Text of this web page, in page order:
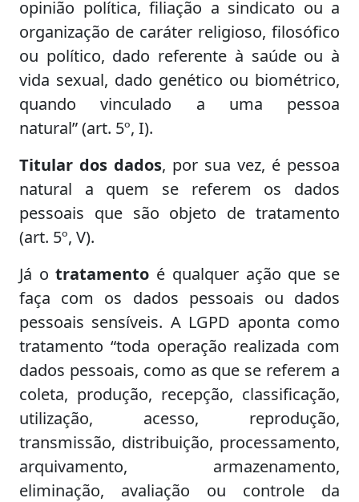
opinião política, filiação a sindicato ou a
organização de caráter religioso, filosófico
ou político, dado referente à saúde ou à
vida sexual, dado genético ou biométrico,
quando vinculado a uma pessoa
natural” (art. 5º, I).
Titular dos dados, por sua vez, é pessoa
natural a quem se referem os dados
pessoais que são objeto de tratamento
(art. 5º, V).
Já otratamento é qualquer ação que se
faça com os dados pessoais ou dados
pessoais sensíveis. A LGPD aponta como
tratamento “toda operação realizada com
dados pessoais, como as que se referem a
coleta, produção, recepção, classificação,
utilização, acesso, reprodução,
transmissão, distribuição, processamento,
arquivamento, armazenamento,
eliminação, avaliação ou controle da